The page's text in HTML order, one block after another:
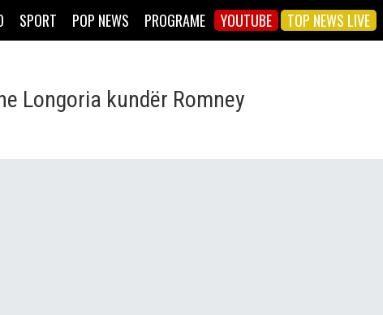
SPORT POP NEWS PROGRAME YOUTUBE TOP NEWS LIVE
Longoria kundër Romney